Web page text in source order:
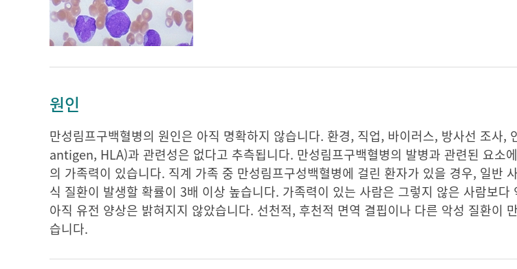
원인
만성림프구백혈병의 원인은 아직 명확하지 않습니다. 환경, 직업, 바이러스, 방사선 조
antigen, HLA)과 관련성은 없다고 추측됩니다. 만성림프구백혈병의 발병과 관련된 요소
의 가족력이 있습니다. 직계 가족 중 만성림프구성백혈병에 걸린 환자가 있을 경우, 일반
식 질환이 발생할 확률이 3배 이상 높습니다. 가족력이 있는 사람은 그렇지 않은 사람보
아직 유전 양상은 밝혀지지 않았습니다. 선천적, 후천적 면역 결핍이나 다른 악성 질환이
습니다.